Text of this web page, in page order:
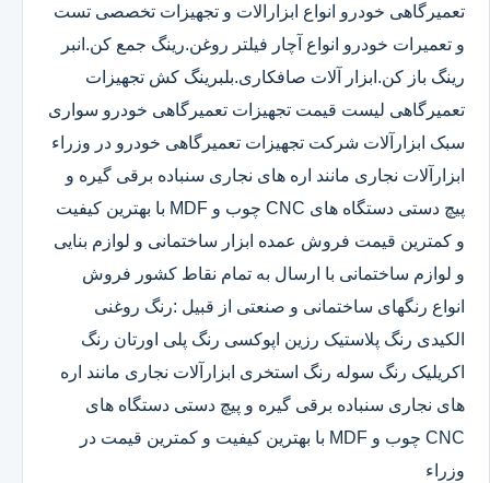
تعمیرگاهی خودرو انواع ابزارالات و تجهیزات تخصصی تست
و تعمیرات خودرو انواع آچار فیلتر روغن.رینگ جمع کن.انبر
رینگ باز کن.ابزار آلات صافکاری.بلبرینگ کش تجهیزات
تعمیرگاهی لیست قیمت تجهیزات تعمیرگاهی خودرو سواری
سبک ابزارآلات شرکت تجهیزات تعمیرگاهی خودرو در وزراء
ابزارآلات نجاری مانند اره های نجاری سنباده برقی گیره و
پیچ دستی دستگاه های CNC چوب و MDF با بهترین کیفیت
و کمترین قیمت فروش عمده ابزار ساختمانی و لوازم بنایی
و لوازم ساختمانی با ارسال به تمام نقاط کشور فروش
انواع رنگهای ساختمانی و صنعتی از قبیل :رنگ روغنی
الکیدی رنگ پلاستیک رزین اپوکسی رنگ پلی اورتان رنگ
اکریلیک رنگ سوله رنگ استخری ابزارآلات نجاری مانند اره
های نجاری سنباده برقی گیره و پیچ دستی دستگاه های
CNC چوب و MDF با بهترین کیفیت و کمترین قیمت در
وزراء